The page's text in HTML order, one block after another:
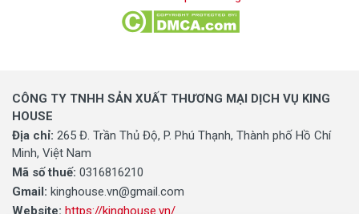
CÔNG TY TNHH SẢN XUẤT THƯƠNG MẠI DỊCH VỤ KING
HOUSE
Địa chỉ: 265 Đ. Trần Thủ Độ, P. Phú Thạnh, Thành phố Hồ Chí
Minh, Việt Nam
Mã số thuế: 0316816210
Gmail: kinghouse.vn@gmail.com
Website: https://kinghouse.vn/